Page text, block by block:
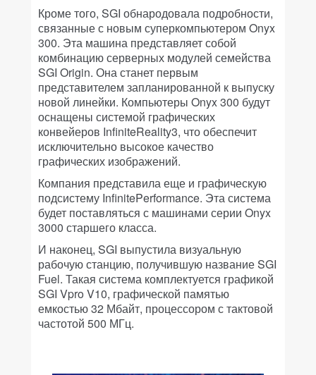
Кроме того, SGI обнародовала подробности,
связанные с новым суперкомпьютером Onyx
300. Эта машина представляет собой
комбинацию серверных модулей семейства
SGI Origin. Она станет первым
представителем запланированной к выпуску
новой линейки. Компьютеры Onyx 300 будут
оснащены системой графических
конвейеров InfiniteReality3, что обеспечит
исключительно высокое качество
графических изображений.
Компания представила еще и графическую
подсистему InfinitePerformance. Эта система
будет поставляться с машинами серии Onyx
3000 старшего класса.
И наконец, SGI выпустила визуальную
рабочую станцию, получившую название SGI
Fuel. Такая система комплектуется графикой
SGI Vpro V10, графической памятью
емкостью 32 Мбайт, процессором с тактовой
частотой 500 МГц.